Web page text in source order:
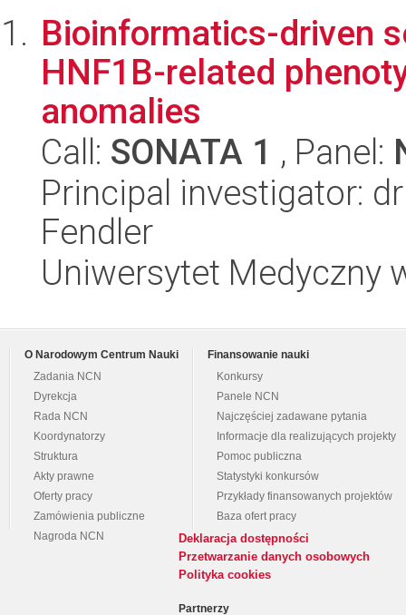
Bioinformatics-driven
HNF1B-related
anomalies
Call: SONATA 1 , Panel:
Principal investigator:
Fendler
Uniwersytet Medyczny
O Narodowym Centrum Nauki
Zadania NCN
Dyrekcja
Rada NCN
Koordynatorzy
Struktura
Akty prawne
Oferty pracy
Zamówienia publiczne
Nagroda NCN
Finansowanie nauki
Konkursy
Panele NCN
Najczęściej zadawane pytania
Informacje dla realizujących projekty
Pomoc publiczna
Statystyki konkursów
Przykłady finansowanych projektów
Baza ofert pracy
Deklaracja dostępności
Przetwarzanie danych osobowych
Polityka cookies
Partnerzy